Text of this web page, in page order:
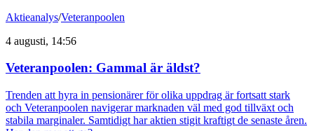
Aktieanalys/Veteranpoolen
4 augusti, 14:56
Veteranpoolen: Gammal är äldst?
Trenden att hyra in pensionärer för olika uppdrag är fortsatt stark
och Veteranpoolen navigerar marknaden väl med god tillväxt och
stabila marginaler. Samtidigt har aktien stigit kraftigt de senaste åren.